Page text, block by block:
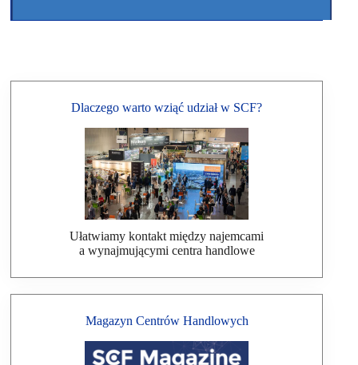
Dlaczego warto wziąć udział w SCF?
Ułatwiamy kontakt między najemcami
a wynajmującymi centra handlowe
Magazyn Centrów Handlowych